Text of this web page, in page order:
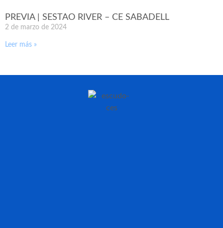
PREVIA | SESTAO RIVER – CE SABADELL
2 de marzo de 2024
Leer más »